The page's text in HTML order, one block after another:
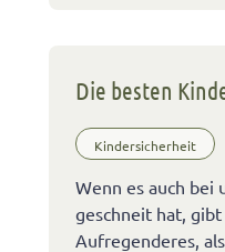
Die besten
Kindersicherheit
Wenn es auch bei
geschneit hat,
Aufregenderes,